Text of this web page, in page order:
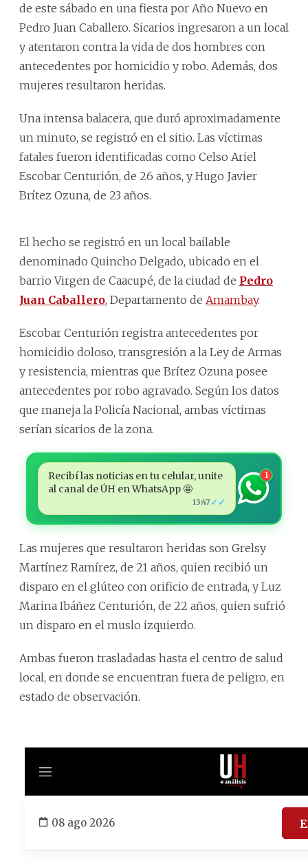
de este sábado en una fiesta por Año Nuevo en
Pedro Juan Caballero. Sicarios ingresaron a un local
y atentaron contra la vida de dos hombres con
antecedentes por homicidio y robo. Además, dos
mujeres resultaron heridas.
Una intensa balacera, que duró aproximadamente
un minuto, se registró en el sitio. Las víctimas
fatales fueron identificadas como Celso Ariel
Escobar Centurión, de 26 años, y Hugo Javier
Brítez Ozuna, de 23 años.
El hecho se registró en un local bailable
denominado Quincho Delgado, ubicado en el
barrio Virgen de Caacupé, de la ciudad de Pedro
Juan Caballero, Departamento de Amambay.
Escobar Centurión registra antecedentes por
homicidio doloso, transgresión a la Ley de Armas
y resistencia, mientras que Brítez Ozuna posee
antecedentes por robo agravado. Según los datos
que maneja la Policía Nacional, ambas víctimas
serían sicarios de la zona.
Recibí las noticias en tu celular, unite
al canal de ÚH en WhatsApp 🤩
13:47 ✓✓
1
Las mujeres que resultaron heridas son Grelsy
Martínez Ramírez, de 21 años, quien recibió un
disparo en el glúteo con orificio de entrada, y Luz
Marina Ibáñez Centurión, de 22 años, quien sufrió
un disparo en el muslo izquierdo.
Ambas fueron trasladadas hasta el centro de salud
local, en donde se encuentran fuera de peligro, en
estado de observación.